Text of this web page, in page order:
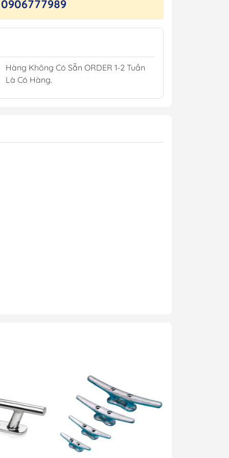
Kèn Điện Còi Điện
0906777989
Hàng Không Có Sẵn ORDER 1-2 Tuần
Là Có Hàng.